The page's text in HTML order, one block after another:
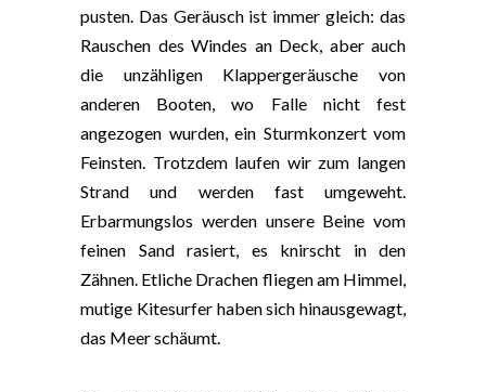
pusten. Das Geräusch ist immer gleich: das
Rauschen des Windes an Deck, aber auch
die unzähligen Klappergeräusche von
anderen Booten, wo Falle nicht fest
angezogen wurden, ein Sturmkonzert vom
Feinsten. Trotzdem laufen wir zum langen
Strand und werden fast umgeweht.
Erbarmungslos werden unsere Beine vom
feinen Sand rasiert, es knirscht in den
Zähnen. Etliche Drachen fliegen am Himmel,
mutige Kitesurfer haben sich hinausgewagt,
das Meer schäumt.